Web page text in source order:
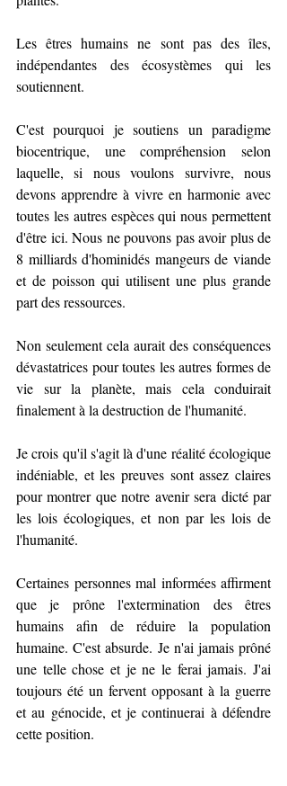
Les êtres humains ne sont pas des îles,
indépendantes des écosystèmes qui les
soutiennent.
C'est pourquoi je soutiens un paradigme
biocentrique, une compréhension selon
laquelle, si nous voulons survivre, nous
devons apprendre à vivre en harmonie avec
toutes les autres espèces qui nous permettent
d'être ici. Nous ne pouvons pas avoir plus de
8 milliards d'hominidés mangeurs de viande
et de poisson qui utilisent une plus grande
part des ressources.
Non seulement cela aurait des conséquences
dévastatrices pour toutes les autres formes de
vie sur la planète, mais cela conduirait
finalement à la destruction de l'humanité.
Je crois qu'il s'agit là d'une réalité écologique
indéniable, et les preuves sont assez claires
pour montrer que notre avenir sera dicté par
les lois écologiques, et non par les lois de
l'humanité.
Certaines personnes mal informées affirment
que je prône l'extermination des êtres
humains afin de réduire la population
humaine. C'est absurde. Je n'ai jamais prôné
une telle chose et je ne le ferai jamais. J'ai
toujours été un fervent opposant à la guerre
et au génocide, et je continuerai à défendre
cette position.